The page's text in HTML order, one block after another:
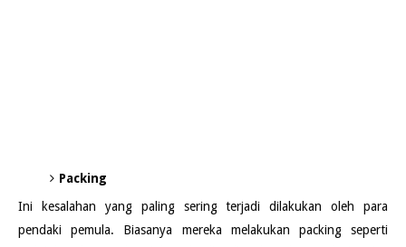
Packing
Ini kesalahan yang paling sering terjadi dilakukan oleh para
pendaki pemula. Biasanya mereka melakukan packing seperti